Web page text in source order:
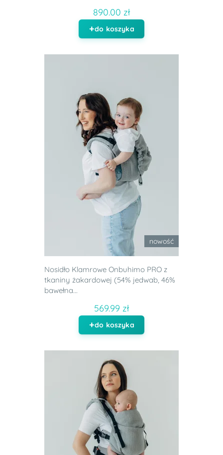
890.00 zł
do koszyka
nowość
Nosidło Klamrowe Onbuhimo PRO z
tkaniny żakardowej (54% jedwab, 46%
bawełna...
569.99 zł
do koszyka